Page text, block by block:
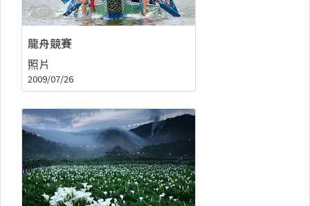
龍舟競賽
照片
2009/07/26